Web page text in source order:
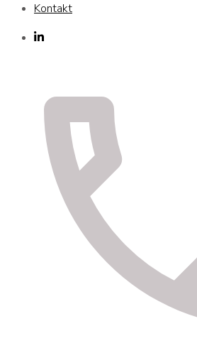
Kontakt